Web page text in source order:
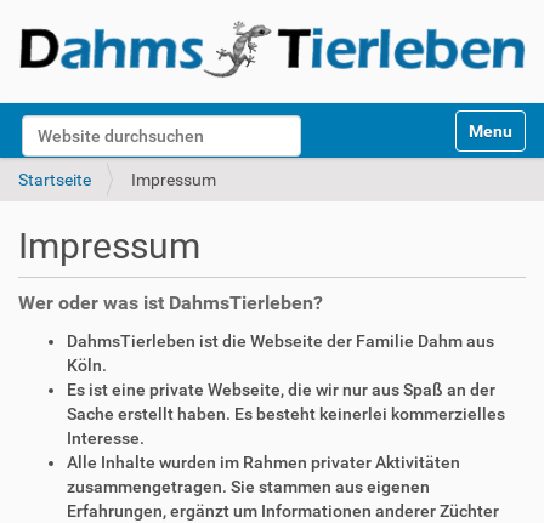
Website durchsuchen
k
Toggle
Startseite Impressum
Impressum
Wer oder was ist DahmsTierleben?
DahmsTierleben ist die Webseite der Familie Dahm aus
Köln.
Es ist eine private Webseite, die wir nur aus Spaß an der
Sache erstellt haben. Es besteht keinerlei kommerzielles
Interesse.
Alle Inhalte wurden im Rahmen privater Aktivitäten
zusammengetragen. Sie stammen aus eigenen
Erfahrungen, ergänzt um Informationen anderer Züchter